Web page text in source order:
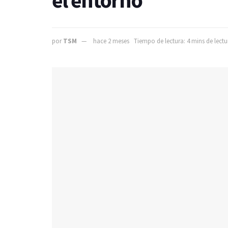
por TSM hace 2 meses Tiempo de lectura: 4 mins de